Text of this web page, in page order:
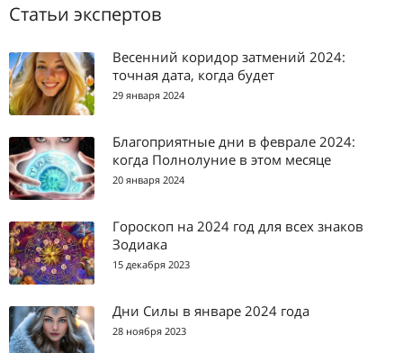
Статьи экспертов
Весенний коридор затмений 2024:
точная дата, когда будет
29 января 2024
Благоприятные дни в феврале 2024:
когда Полнолуние в этом месяце
20 января 2024
Гороскоп на 2024 год для всех знаков
Зодиака
15 декабря 2023
Дни Силы в январе 2024 года
28 ноября 2023